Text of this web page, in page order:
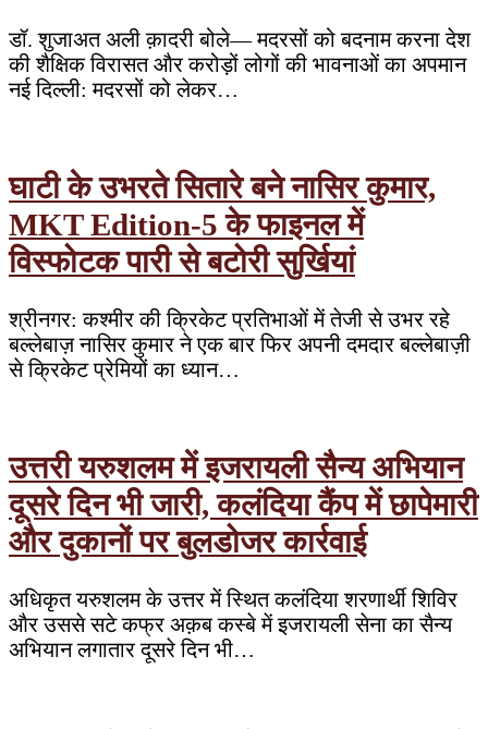
डॉ. शुजाअत अली क़ादरी बोले— मदरसों को बदनाम करना देश
की शैक्षिक विरासत और करोड़ों लोगों की भावनाओं का अपमान
नई दिल्ली: मदरसों को लेकर…
घाटी के उभरते सितारे बने नासिर कुमार,
MKT Edition-5 के फाइनल में
विस्फोटक पारी से बटोरी सुर्खियां
श्रीनगर: कश्मीर की क्रिकेट प्रतिभाओं में तेजी से उभर रहे
बल्लेबाज़ नासिर कुमार ने एक बार फिर अपनी दमदार बल्लेबाज़ी
से क्रिकेट प्रेमियों का ध्यान…
उत्तरी यरुशलम में इजरायली सैन्य अभियान
दूसरे दिन भी जारी, कलंदिया कैंप में छापेमारी
और दुकानों पर बुलडोजर कार्रवाई
अधिकृत यरुशलम के उत्तर में स्थित कलंदिया शरणार्थी शिविर
और उससे सटे कफ्र अक़ब कस्बे में इजरायली सेना का सैन्य
अभियान लगातार दूसरे दिन भी…